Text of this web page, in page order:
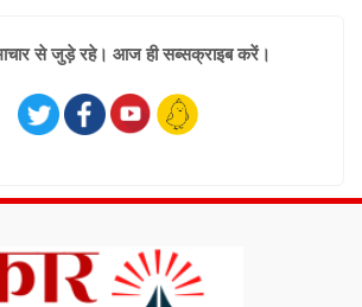
से जुड़े रहे। आज ही सब्सक्राइब करें।